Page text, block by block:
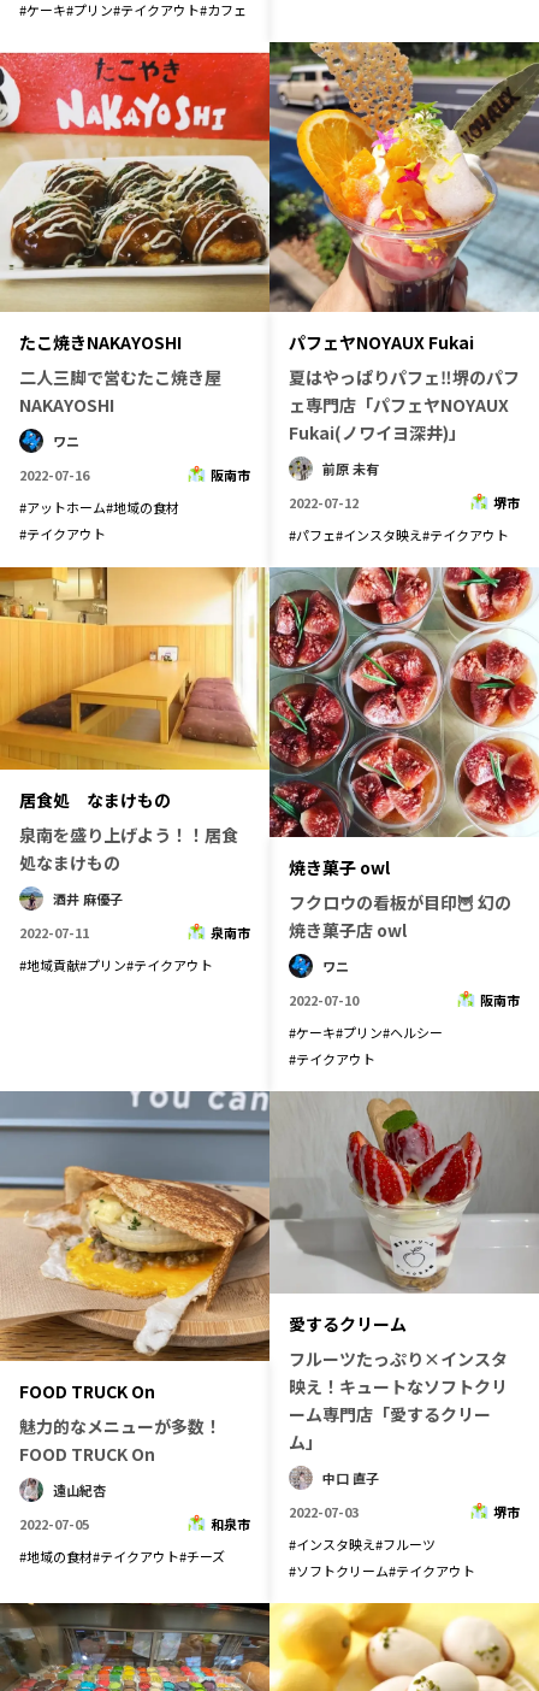
#ケーキ#プリン#テイクアウト#カフェ
たこ焼きNAKAYOSHI
二人三脚で営むたこ焼き屋
NAKAYOSHI
ワニ
2022-07-16
阪南市
#アットホーム#地域の食材
#テイクアウト
パフェヤNOYAUX Fukai
夏はやっぱりパフェ‼堺のパフ
ェ専門店「パフェヤNOYAUX
Fukai(ノワイヨ深井)」
前原 未有
2022-07-12
堺市
#パフェ#インスタ映え#テイクアウト
居食処 なまけもの
泉南を盛り上げよう！！居食
処なまけもの
酒井 麻優子
2022-07-11
泉南市
#地域貢献#プリン#テイクアウト
焼き菓子 owl
フクロウの看板が目印🦉 幻の
焼き菓子店 owl
ワニ
2022-07-10
阪南市
#ケーキ#プリン#ヘルシー
#テイクアウト
FOOD TRUCK On
魅力的なメニューが多数！
FOOD TRUCK On
遠山紀杏
2022-07-05
和泉市
#地域の食材#テイクアウト#チーズ
愛するクリーム
フルーツたっぷり×インスタ
映え！キュートなソフトクリ
ーム専門店「愛するクリー
ム」
中口 直子
2022-07-03
堺市
#インスタ映え#フルーツ
#ソフトクリーム#テイクアウト